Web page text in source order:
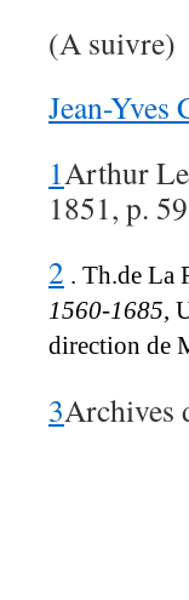
(A suivre)
Jean-Yves
1Arthur
1851, p.
2 . Th.de La
1560-1685,
direction de
3Archives